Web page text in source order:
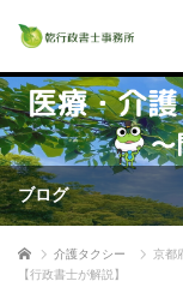
ブログ
ホーム 介護タクシー
京都
【行政書士が解説】